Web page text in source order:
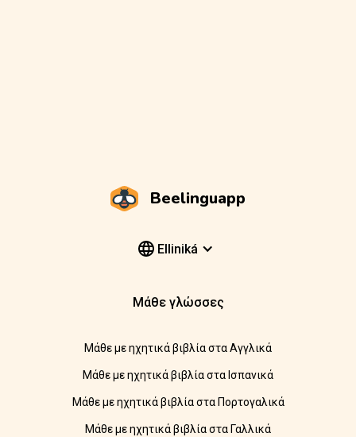
Beelinguapp
Elliniká
Μάθε γλώσσες
Μάθε με ηχητικά βιβλία στα Αγγλικά
Μάθε με ηχητικά βιβλία στα Ισπανικά
Μάθε με ηχητικά βιβλία στα Πορτογαλικά
Μάθε με ηχητικά βιβλία στα Γαλλικά